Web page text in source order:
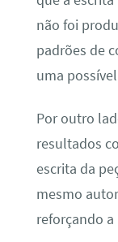
não foi
padrões de
uma
Por outro
resultados
escrita da
mesmo
reforçando